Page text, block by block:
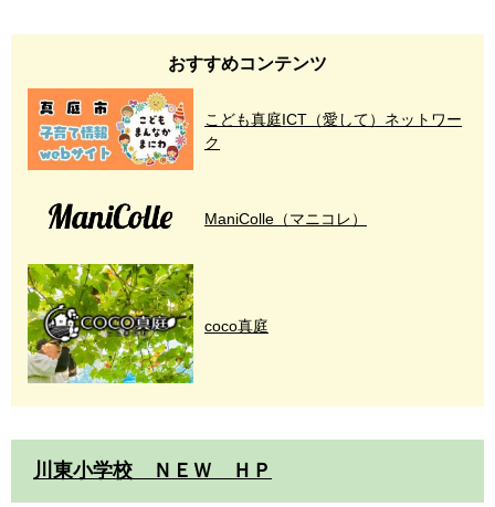
おすすめコンテンツ
こども真庭ICT（愛して）ネットワー
ク
ManiColle（マニコレ）
coco真庭
川東小学校 ＮＥＷ ＨＰ